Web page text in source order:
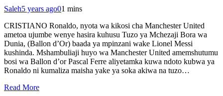
Saleh5 years ago01 mins
CRISTIANO Ronaldo, nyota wa kikosi cha Manchester United
ametoa ujumbe wenye hasira kuhusu Tuzo ya Mchezaji Bora wa
Dunia, (Ballon d’Or) baada ya mpinzani wake Lionel Messi
kushinda. Mshambuliaji huyo wa Manchester United amemshutumu
bosi wa Ballon d’or Pascal Ferre aliyetamka kuwa ndoto kubwa ya
Ronaldo ni kumaliza maisha yake ya soka akiwa na tuzo…
Read More